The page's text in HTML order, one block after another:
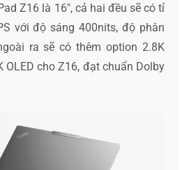
Z16 là 16″, cả hai đều sẽ có tỉ
với độ sáng 400nits, độ phân
ra sẽ có thêm option 2.8K
OLED cho Z16, đạt chuẩn Dolby